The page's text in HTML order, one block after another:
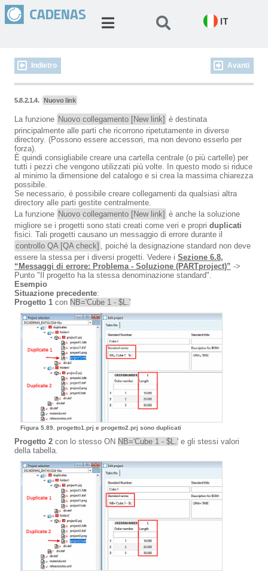
IT
Indietro Avanti
5.8.2.1.4. Nuovo link
La funzione Nuovo collegamento [New link] è destinata
principalmente alle parti che ricorrono ripetutamente in diverse
directory. (Possono essere accessori, ma non devono esserlo per
forza).
È quindi consigliabile creare una cartella centrale (o più cartelle) per
tutti i pezzi che vengono utilizzati più volte. In questo modo si riduce
al minimo la dimensione del catalogo e si crea la massima chiarezza
possibile.
Se necessario, è possibile creare collegamenti da qualsiasi altra
directory alle parti gestite centralmente.
La funzione Nuovo collegamento [New link] è anche la soluzione
migliore se i progetti sono stati creati come veri e propri duplicati
fisici. Tali progetti causano un messaggio di errore durante il
controllo QA [QA check] , poiché la designazione standard non deve
essere la stessa per i diversi progetti. Vedere i Sezione 6.8,
“Messaggi di errore: Problema - Soluzione (PARTproject)” ->
Punto "Il progetto ha la stessa denominazione standard".
Esempio
Situazione precedente:
Progetto 1 con NB='Cube 1 - $L.'
Figura 5.89. progetto1.prj e progetto2.prj sono duplicati
Progetto 2 con lo stesso ON NB='Cube 1 - $L.' e gli stessi valori
della tabella.